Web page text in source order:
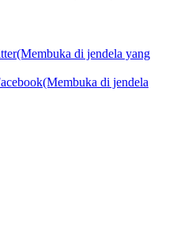
di jendela yang
di jendela